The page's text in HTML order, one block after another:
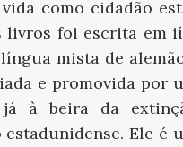
como cidadão
livros foi escrita em
mista de
e promovida por
já à beira da
Ele é